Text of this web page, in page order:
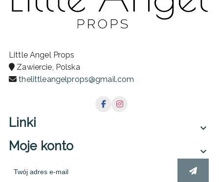
Little Angel Props
Zawiercie, Polska
thelittleangelprops@gmail.com
Linki 
Moje konto 